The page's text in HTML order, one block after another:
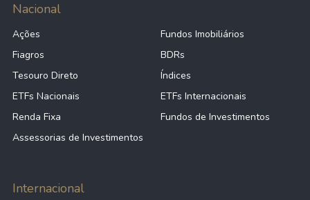
Nacional
Ações
Fundos Imobiliários
Fiagros
BDRs
Tesouro Direto
Índices
ETFs Nacionais
ETFs Internacionais
Renda Fixa
Fundos de Investimentos
Assessorias de Investimentos
Internacional